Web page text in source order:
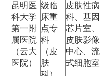
昆明医
科大学
第一附
属医院
（云大
医院）
级临
床重
点专
科
（皮
肤
皮肤性病
科、基因
芯片室、
皮肤影像
中心、流
式细胞室